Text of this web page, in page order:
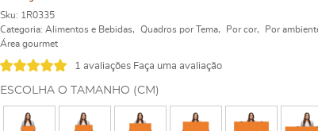
Sku: 1R0335
Categoria: Alimentos e Bebidas Quadros por Tema Por cor Por
Área gourmet
1 avaliações Faça uma avaliação
ESCOLHA O TAMANHO (CM)